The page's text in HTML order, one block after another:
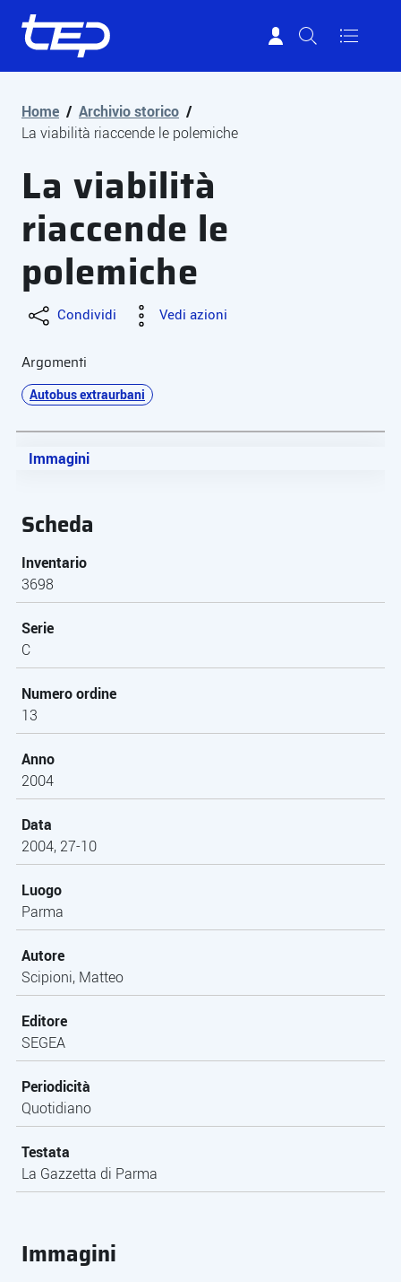
Tep - Trasporti pubblici Parma
Home / Archivio storico /
La viabilità riaccende le polemiche
La viabilità
riaccende le
polemiche
Condividi Vedi azioni
Argomenti
Autobus extraurbani
Scheda
Inventario
3698
Serie
C
Numero ordine
13
Anno
2004
Data
2004, 27-10
Luogo
Parma
Autore
Scipioni, Matteo
Editore
SEGEA
Periodicità
Quotidiano
Testata
La Gazzetta di Parma
Immagini
Immagini